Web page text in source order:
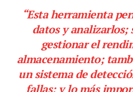
“Esta herramienta
datos y analizarlos;
gestionar el
almacenamiento;
un sistema de
fallas; y lo más